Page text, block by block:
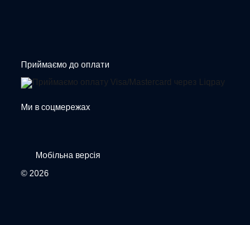
Приймаємо до оплати
Ми в соцмережах
Мобільна версія
© 2026